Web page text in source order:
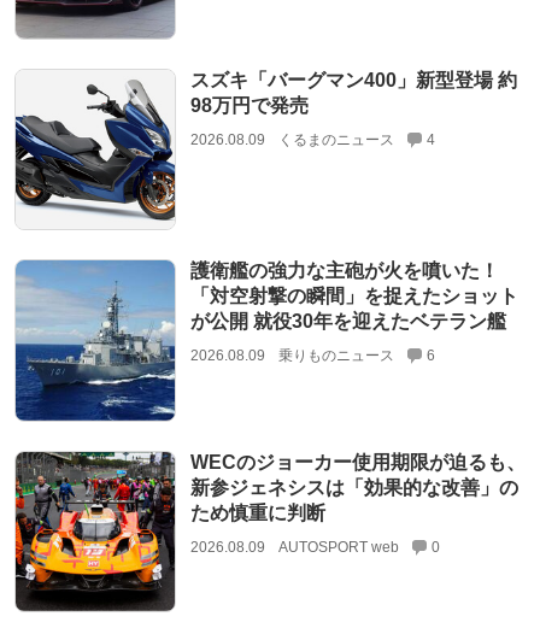
スズキ「バーグマン400」新型登場 約
98万円で発売
2026.08.09 くるまのニュース 4
護衛艦の強力な主砲が火を噴いた！
「対空射撃の瞬間」を捉えたショット
が公開 就役30年を迎えたベテラン艦
2026.08.09 乗りものニュース 6
WECのジョーカー使用期限が迫るも、
新参ジェネシスは「効果的な改善」の
ため慎重に判断
2026.08.09 AUTOSPORT web 0